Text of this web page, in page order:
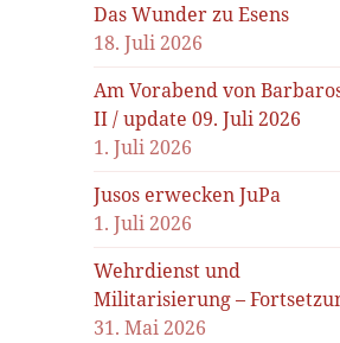
Das Wunder zu Esens
18. Juli 2026
Am Vorabend von
II / update 09. Juli 2026
1. Juli 2026
Jusos erwecken JuPa
1. Juli 2026
Wehrdienst und
Militarisierung –
31. Mai 2026